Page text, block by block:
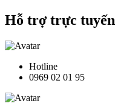
Hỗ trợ trực tuyến
Hotline
0969 02 01 95